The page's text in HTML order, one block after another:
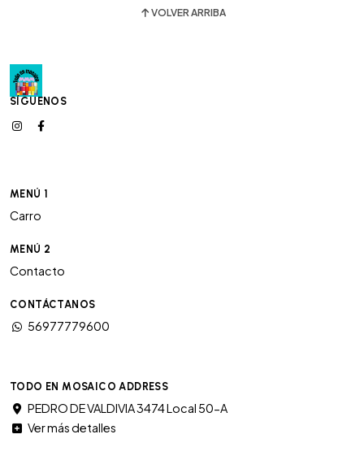
VOLVER ARRIBA
SÍGUENOS
MENÚ 1
Carro
MENÚ 2
Contacto
CONTÁCTANOS
56977779600
TODO EN MOSAICO ADDRESS
PEDRO DE VALDIVIA 3474 Local 50-A
Ver más detalles